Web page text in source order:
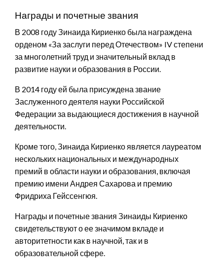
Награды и почетные звания
В 2008 году Зинаида Кириенко была награждена
орденом «За заслуги перед Отечеством» IV степени
за многолетний труд и значительный вклад в
развитие науки и образования в России.
В 2014 году ей была присуждена звание
Заслуженного деятеля науки Российской
Федерации за выдающиеся достижения в научной
деятельности.
Кроме того, Зинаида Кириенко является лауреатом
нескольких национальных и международных
премий в области науки и образования, включая
премию имени Андрея Сахарова и премию
Фридриха Гейссенгюя.
Награды и почетные звания Зинаиды Кириенко
свидетельствуют о ее значимом вкладе и
авторитетности как в научной, так и в
образовательной сфере.